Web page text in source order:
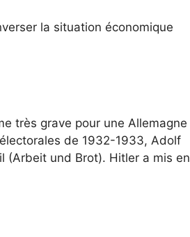
la situation économique
très grave pour une Allemagne
de 1932-1933, Adolf
(Arbeit und Brot). Hitler a mis en